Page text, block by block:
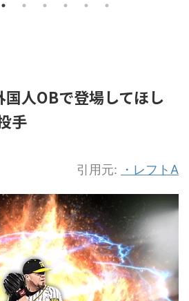
国人OBで登場してほし
手
引用元: ・レフトA